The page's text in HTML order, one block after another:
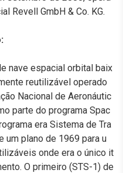
Revell GmbH & Co. KG.
nave espacial orbital baix
reutilizável operado
Nacional de Aeronáutic
parte do programa Spac
era Sistema de Tra
um plano de 1969 para u
onde era o único it
O primeiro (STS-1) de